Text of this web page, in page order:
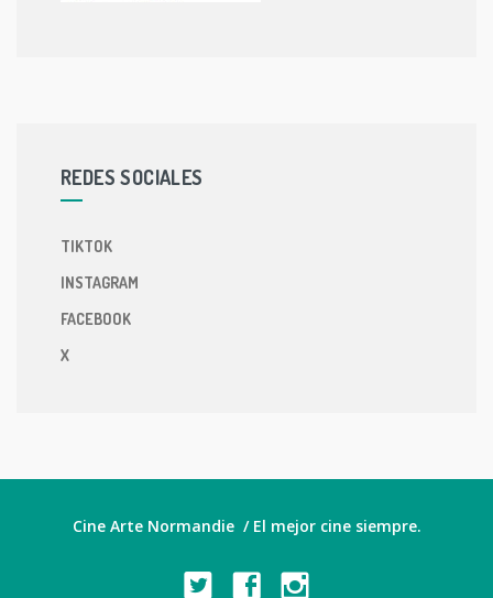
REDES SOCIALES
TIKTOK
INSTAGRAM
FACEBOOK
X
Cine Arte Normandie / El mejor cine siempre.